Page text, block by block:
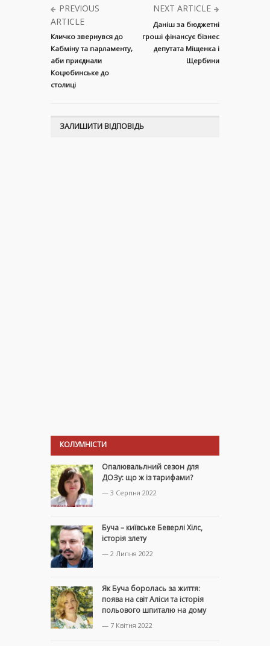
PREVIOUS
ARTICLE
Кличко звернувся до
Кабміну та парламенту,
аби приєднали
Коцюбинське до
столиці
NEXT ARTICLE
Даніш за бюджетні
гроші фінансує бізнес
депутата Міщенка і
Щербини
ЗАЛИШИТИ ВІДПОВІДЬ
КОЛУМНІСТИ
Опалювальлний сезон для
ДОЗу: що ж із тарифами?
— 3 Серпня 2022
Буча – київське Беверлі Хілс,
історія злету
— 2 Липня 2022
Як Буча боролась за життя:
поява на світ Аліси та історія
польового шпиталю на дому
— 7 Квітня 2022